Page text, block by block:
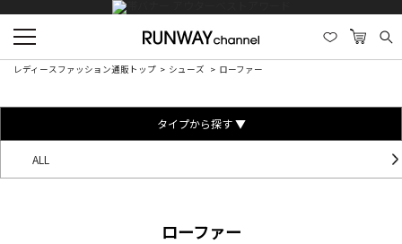
レディースファッション通販トップ シューズ ローファー
タイプから探す ▼
ALL
ローファー